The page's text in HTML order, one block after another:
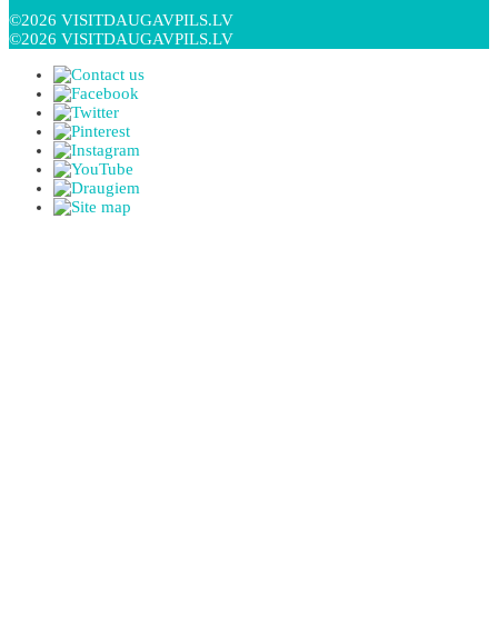
©2026 VISITDAUGAVPILS.LV
©2026 VISITDAUGAVPILS.LV